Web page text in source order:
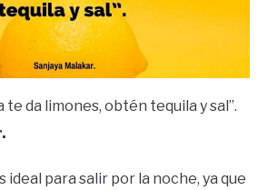
te da limones, obtén tequila y sal”.
ideal para salir por la noche, ya que